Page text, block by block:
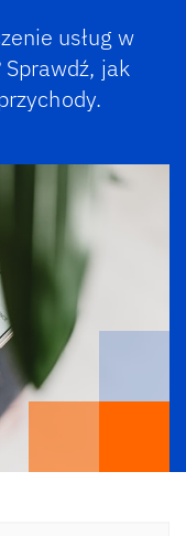
usług w
jak